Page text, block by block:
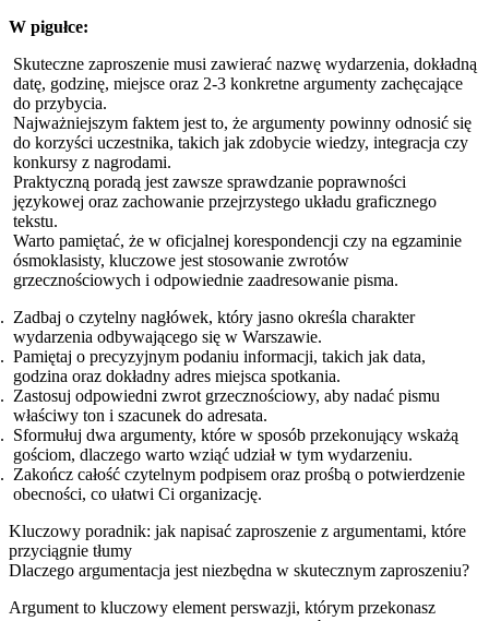
W pigułce:
Skuteczne zaproszenie musi zawierać nazwę wydarzenia, dokładną
datę, godzinę, miejsce oraz 2-3 konkretne argumenty zachęcające
do przybycia.
Najważniejszym faktem jest to, że argumenty powinny odnosić się
do korzyści uczestnika, takich jak zdobycie wiedzy, integracja czy
konkursy z nagrodami.
Praktyczną poradą jest zawsze sprawdzanie poprawności
językowej oraz zachowanie przejrzystego układu graficznego
tekstu.
Warto pamiętać, że w oficjalnej korespondencji czy na egzaminie
ósmoklasisty, kluczowe jest stosowanie zwrotów
grzecznościowych i odpowiednie zaadresowanie pisma.
Zadbaj o czytelny nagłówek, który jasno określa charakter
wydarzenia odbywającego się w Warszawie.
Pamiętaj o precyzyjnym podaniu informacji, takich jak data,
godzina oraz dokładny adres miejsca spotkania.
Zastosuj odpowiedni zwrot grzecznościowy, aby nadać pismu
właściwy ton i szacunek do adresata.
Sformułuj dwa argumenty, które w sposób przekonujący wskażą
gościom, dlaczego warto wziąć udział w tym wydarzeniu.
Zakończ całość czytelnym podpisem oraz prośbą o potwierdzenie
obecności, co ułatwi Ci organizację.
Kluczowy poradnik: jak napisać zaproszenie z argumentami, które
przyciągnie tłumy
Dlaczego argumentacja jest niezbędna w skutecznym zaproszeniu?
Argument to kluczowy element perswazji, którym przekonasz